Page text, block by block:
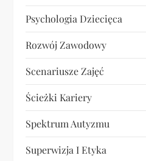
Psychologia Dziecięca
Rozwój Zawodowy
Scenariusze Zajęć
Ścieżki Kariery
Spektrum Autyzmu
Superwizja I Etyka